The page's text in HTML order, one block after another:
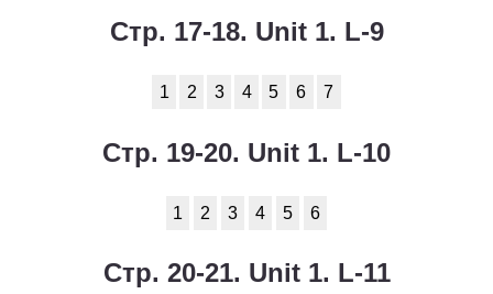
Стр. 17-18. Unit 1. L-9
1 2 3 4 5 6 7
Стр. 19-20. Unit 1. L-10
1 2 3 4 5 6
Стр. 20-21. Unit 1. L-11